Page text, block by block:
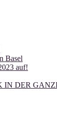
Basel
auf!
DER